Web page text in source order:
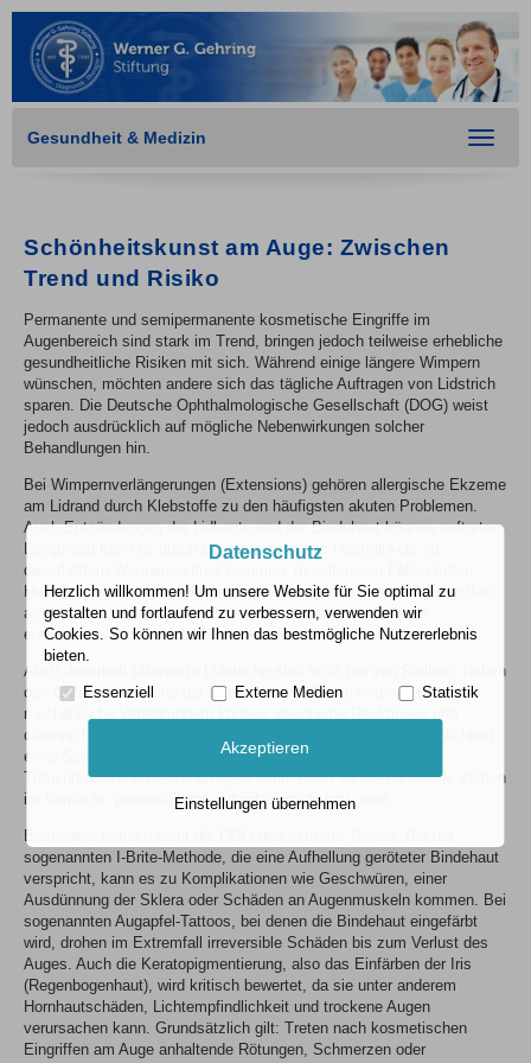
Gesundheit & Medizin
Toggle
Schönheitskunst am Auge: Zwischen
Trend und Risiko
Permanente und semipermanente kosmetische Eingriffe im
Augenbereich sind stark im Trend, bringen jedoch teilweise erhebliche
gesundheitliche Risiken mit sich. Während einige längere Wimpern
wünschen, möchten andere sich das tägliche Auftragen von Lidstrich
sparen. Die Deutsche Ophthalmologische Gesellschaft (DOG) weist
jedoch ausdrücklich auf mögliche Nebenwirkungen solcher
Behandlungen hin.
Bei Wimpernverlängerungen (Extensions) gehören allergische Ekzeme
am Lidrand durch Klebstoffe zu den häufigsten akuten Problemen.
Auch Entzündungen der Lidkante und der Bindehaut können auftreten.
Langfristig kann es durch Schädigungen des Haarfollikels zu
dauerhaftem Wimpernverlust kommen. In selteneren Fällen treten
Hornhautverletzungen oder Infektionen auf. Vor operativen Eingriffen
am Auge ist zudem zu beachten, dass künstliche Wimpern
entflammbar sind und daher vorher entfernt werden müssen.
Auch dauerhaft tätowierte Lidstriche sind nicht frei von Risiken. Neben
den Gefahren während der Behandlung selbst (Infektionen,
mechanische Verletzungen) können allergische Reaktionen und
chronische Entzündungen entstehen. Zudem besteht die Möglichkeit
einer Schädigung der Talgdrüsen am Lidrand, was die
Tränenproduktion beeinträchtigen kann. Auch Tattoo-Farbstoffe stehen
im Verdacht, potenziell gesundheitsschädlich zu sein.
Besonders kritisch sieht die DOG drei extreme Trends: Bei der
sogenannten I-Brite-Methode, die eine Aufhellung geröteter Bindehaut
verspricht, kann es zu Komplikationen wie Geschwüren, einer
Ausdünnung der Sklera oder Schäden an Augenmuskeln kommen. Bei
sogenannten Augapfel-Tattoos, bei denen die Bindehaut eingefärbt
wird, drohen im Extremfall irreversible Schäden bis zum Verlust des
Auges. Auch die Keratopigmentierung, also das Einfärben der Iris
(Regenbogenhaut), wird kritisch bewertet, da sie unter anderem
Hornhautschäden, Lichtempfindlichkeit und trockene Augen
verursachen kann. Grundsätzlich gilt: Treten nach kosmetischen
Eingriffen am Auge anhaltende Rötungen, Schmerzen oder
Datenschutz
Herzlich willkommen! Um unsere Website für Sie optimal zu
gestalten und fortlaufend zu verbessern, verwenden wir
Cookies. So können wir Ihnen das bestmögliche Nutzererlebnis
bieten.
Essenziell Externe Medien Statistik
Akzeptieren
Einstellungen übernehmen